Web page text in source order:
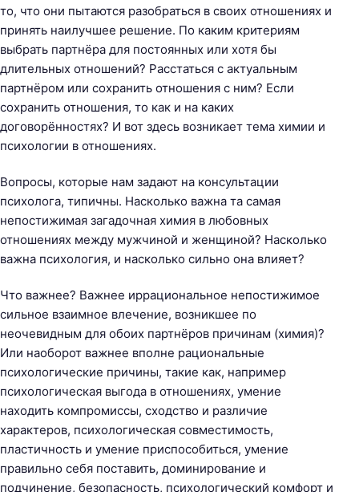
с
у
л
ь
т
а
ц
и
то, что они пытаются разобраться в своих отношениях и
принять наилучшее решение. По каким критериям
выбрать партнёра для постоянных или хотя бы
длительных отношений? Расстаться с актуальным
партнёром или сохранить отношения с ним? Если
сохранить отношения, то как и на каких
договорённостях? И вот здесь возникает тема химии и
психологии в отношениях.
Вопросы, которые нам задают на консультации
психолога, типичны. Насколько важна та самая
непостижимая загадочная химия в любовных
отношениях между мужчиной и женщиной? Насколько
важна психология, и насколько сильно она влияет?
Что важнее? Важнее иррациональное непостижимое
сильное взаимное влечение, возникшее по
неочевидным для обоих партнёров причинам (химия)?
Или наоборот важнее вполне рациональные
психологические причины, такие как, например
психологическая выгода в отношениях, умение
находить компромиссы, сходство и различие
характеров, психологическая совместимость,
пластичность и умение приспособиться, умение
правильно себя поставить, доминирование и
подчинение, безопасность, психологический комфорт и